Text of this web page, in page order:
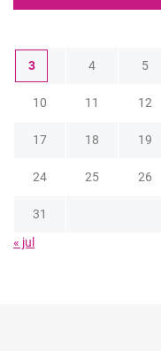
3 4 5
10 11 12
17 18 19
24 25 26
31
« jul